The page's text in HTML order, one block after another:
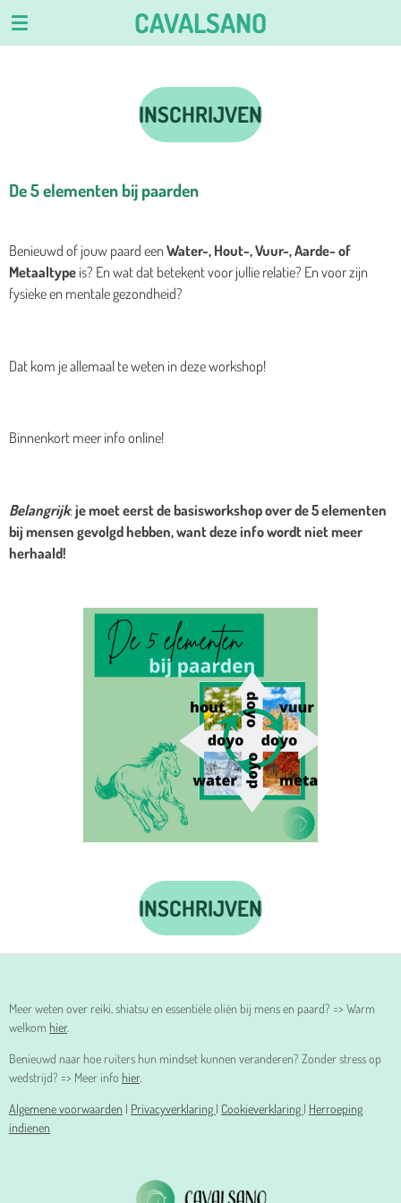
Ga
CAVALSANO
INSCHRIJVEN
De 5 elementen bij paarden
Benieuwd of jouw paard eenWater-, Hout-, Vuur-, Aarde- of
Metaaltypeis? En wat dat betekent voor jullie relatie? En voor zijn
fysieke en mentale gezondheid?
Dat kom je allemaal te weten in deze workshop!
Binnenkort meer info online!
Belangrijk:je moet eerst de basisworkshop over de 5 elementen
bij mensen gevolgd hebben, want deze info wordt niet meer
herhaald!
INSCHRIJVEN
Meer weten over reiki, shiatsu en essentiële oliën bij mens en paard? => Warm
welkom hier.
Benieuwd naar hoe ruiters hun mindset kunnen veranderen? Zonder stress op
wedstrijd? => Meer info hier.
Algemene voorwaarden | Privacyverklaring | Cookieverklaring | Herroeping
indienen